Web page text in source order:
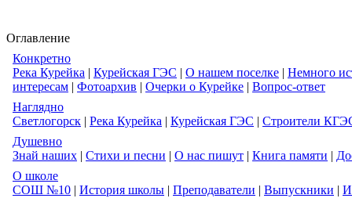
Оглавление
Конкретно
Река Курейка | Курейская ГЭС | О нашем поселке | Немного
интересам | Фотоархив | Очерки о Курейке | Вопрос-ответ
Наглядно
Светлогорск | Река Курейка | Курейская ГЭС | Строители
Душевно
Знай наших | Стихи и песни | О нас пишут | Книга памяти |
О школе
СОШ №10 | История школы | Преподаватели | Выпускники |